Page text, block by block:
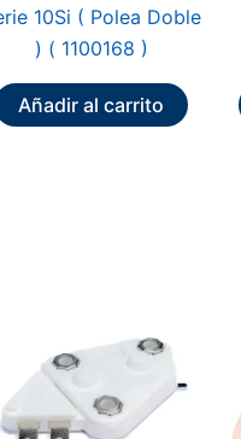
10Si ( Polea Doble
) ( 1100168 )
Añadir al carrito